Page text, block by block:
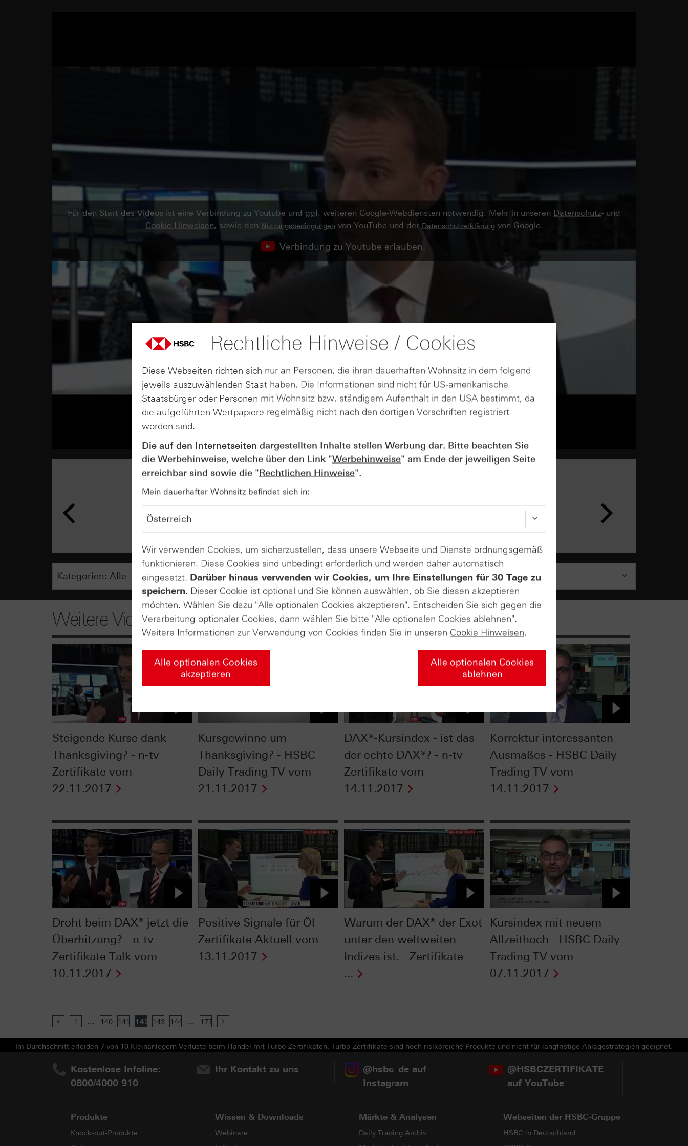
Für den Start des Videos ist eine Verbindung zu Youtube und ggf. weiteren Google-Webdiensten notwendig. Mehr in unseren Datenschutz- und
Cookie-Hinweisen, sowie den Nutzungsbedingungen von YouTube und der Datenschutzerklärungvon Google.
Verbindung zu Youtube erlauben.
AUGUST
Der Blick ins Kleingedruckte: Kosten &
Weitere Videos
Steigende Kurse dank
Thanksgiving? - n-tv
Zertifikate vom
22.11.2017
Kursgewinne um
Thanksgiving? - HSBC
Daily Trading TV vom
21.11.2017
DAX®-Kursindex - ist das
der echte DAX®? - n-tv
Zertifikate vom
14.11.2017
Korrektur interessanten
Ausmaßes - HSBC Daily
Trading TV vom
14.11.2017
Droht beim DAX® jetzt die
Überhitzung? - n-tv
Zertifikate Talk vom
10.11.2017
Positive Signale für Öl -
Zertifikate Aktuell vom
13.11.2017
Warum der DAX® der Exot
unter den weltweiten
Indizes ist. - Zertifikate
...
Kursindex mit neuem
Allzeithoch - HSBC Daily
Trading TV vom
07.11.2017
Previous
1 ... 140 141 142 143 144 ... 177
Im Durchschnitt erleiden 7 von 10 Kleinanlegern Verluste beim Handel mit Turbo-Zertifikaten. Turbo-Zertifikate sind hoch risikoreiche Produkte und nicht für langfristige Anlagestrategien geeignet.
Kostenlose Infoline:
0800/4000 910
Ihr Kontakt zu uns
@hsbc_de auf
Instagram
@HSBCZERTIFIKATE
auf YouTube
Produkte
Knock-out-Produkte
Wissen & Downloads
Webinare
Märkte & Analysen
Daily Trading Archiv
Webseiten der HSBC-Gruppe
HSBC in Deutschland
Rechtliche Hinweise / Cookies
Diese Webseiten richten sich nur an Personen, die ihren dauerhaften Wohnsitz in dem folgend
jeweils auszuwählenden Staat haben. Die Informationen sind nicht für US-amerikanische
Staatsbürger oder Personen mit Wohnsitz bzw. ständigem Aufenthalt in den USA bestimmt, da
die aufgeführten Wertpapiere regelmäßig nicht nach den dortigen Vorschriften registriert
worden sind.
Die auf den Internetseiten dargestellten Inhalte stellen Werbung dar. Bitte beachten Sie
die Werbehinweise, welche über den Link "Werbehinweise" am Ende der jeweiligen Seite
erreichbar sind sowie die "Rechtlichen Hinweise".
Mein dauerhafter Wohnsitz befindet sich in:
Wir verwenden Cookies, um sicherzustellen, dass unsere Webseite und Dienste ordnungsgemäß
funktionieren. Diese Cookies sind unbedingt erforderlich und werden daher automatisch
eingesetzt. Darüber hinaus verwenden wir Cookies, um Ihre Einstellungen für 30 Tage zu
speichern. Dieser Cookie ist optional und Sie können auswählen, ob Sie diesen akzeptieren
möchten. Wählen Sie dazu "Alle optionalen Cookies akzeptieren". Entscheiden Sie sich gegen die
Verarbeitung optionaler Cookies, dann wählen Sie bitte "Alle optionalen Cookies ablehnen".
Weitere Informationen zur Verwendung von Cookies finden Sie in unseren Cookie Hinweisen.
Alle optionalen Cookies
akzeptieren
Alle optionalen Cookies
ablehnen